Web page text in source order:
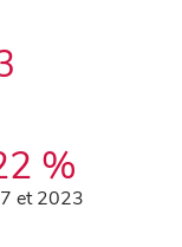
%
et 2023